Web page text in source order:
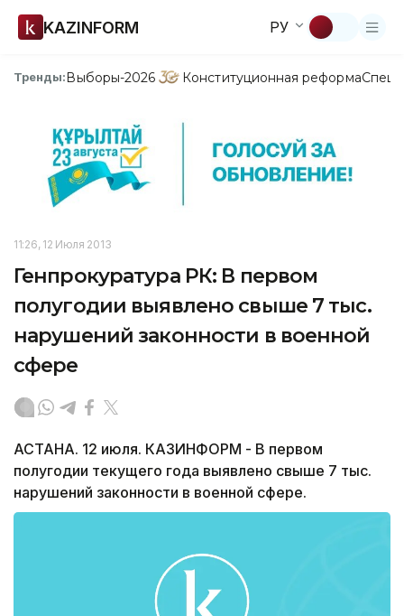
KAZINFORM РУ
Тренды:Выборы-2026 Конституционная реформа
11:26, 12 Июля 2013
Генпрокуратура РК: В первом
полугодии выявлено свыше 7 тыс.
нарушений законности в военной
сфере
АСТАНА. 12 июля. КАЗИНФОРМ - В первом
полугодии текущего года выявлено свыше 7 тыс.
нарушений законности в военной сфере.